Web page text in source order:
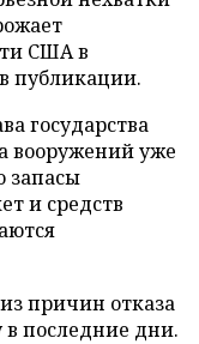
США в
публикации.
государства
вооружений уже
запасы
и средств
причин отказа
последние дни.